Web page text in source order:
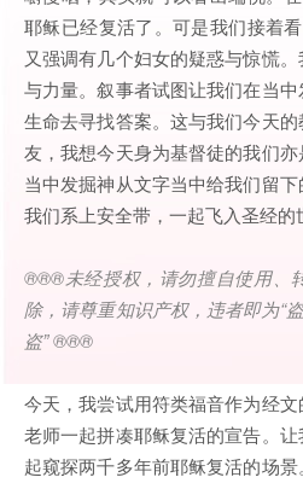
耶稣已经复活了。可是我们接着
又强调有几个妇女的疑惑与惊慌
与力量。叙事者试图让我们在当
生命去寻找答案。这与我们今天
友，我想今天身为基督徒的我们
当中发掘神从文字当中给我们留
我们系上安全带，一起飞入圣经的
®®®未经授权，请勿擅自使用、
除，请尊重知识产权，违者即为“
盗” ®®®
今天，我尝试用符类福音作为经
老师一起拼凑耶稣复活的宣告。
起窥探两千多年前耶稣复活的场